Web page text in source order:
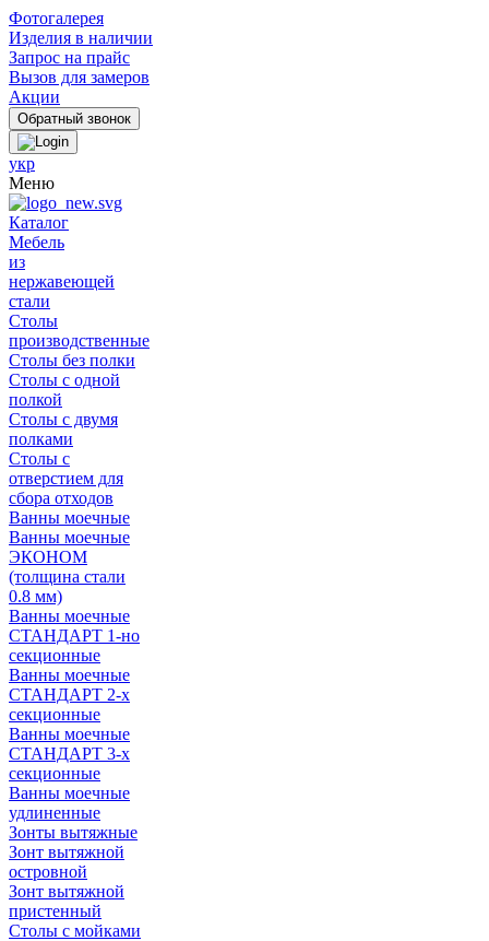
Фотогалерея
Изделия в наличии
Запрос на прайс
Вызов для замеров
Акции
укр
Меню
Каталог
Мебель
из
нержавеющей
стали
Столы
производственные
Столы без полки
Столы с одной
полкой
Столы с двумя
полками
Столы с
отверстием для
сбора отходов
Ванны моечные
Ванны моечные
ЭКОНОМ
(толщина стали
0.8 мм)
Ванны моечные
СТАНДАРТ 1-но
секционные
Ванны моечные
СТАНДАРТ 2-х
секционные
Ванны моечные
СТАНДАРТ 3-х
секционные
Ванны моечные
удлиненные
Зонты вытяжные
Зонт вытяжной
островной
Зонт вытяжной
пристенный
Столы с мойками